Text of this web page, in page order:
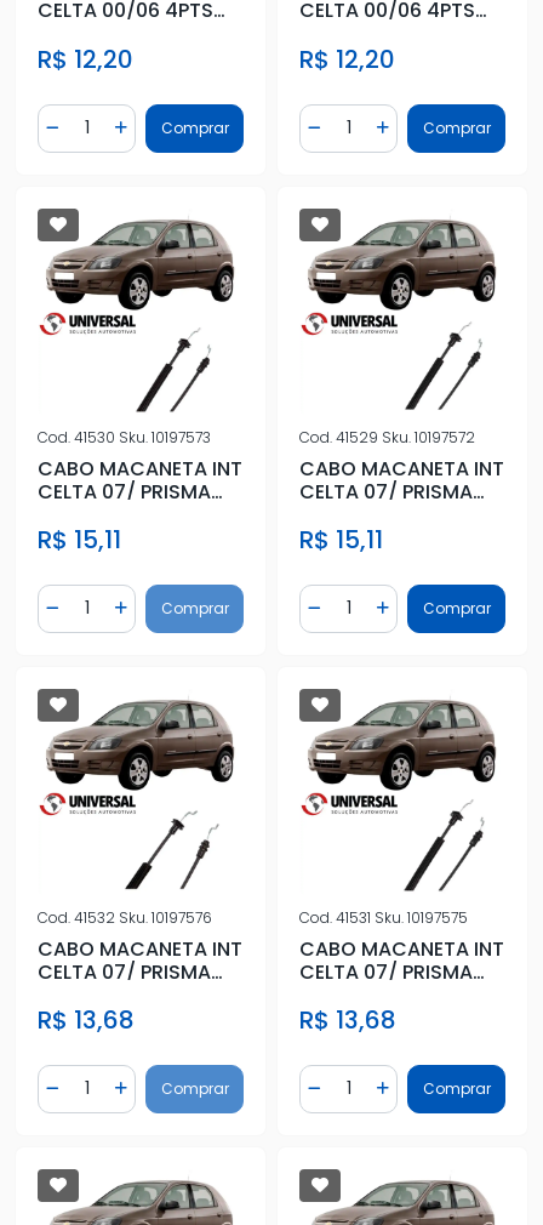
CELTA 00/06 4PTS
R$ 12,20
Diminuir Quantidade
Quantidade
Adicionar Quantidade
Comprar
CELTA 00/06 4PTS
R$ 12,20
Diminuir Quantidade
Quantidade
AdicionarComprar
Cod.41530 Sku.10197573
CABO MACANETA INT
CELTA 07/ PRISMA
R$ 15,11
Diminuir Quantidade
Quantidade
Adicionar Quantidade
Comprar
Cod.41529 Sku.10197572
CABO MACANETA INT
CELTA 07/ PRISMA
ESQ
R$ 15,11
Diminuir Quantidade
Quantidade
AdicionarComprar
Cod.41532 Sku.10197576
CABO MACANETA INT
CELTA 07/ PRISMA
R$ 13,68
Diminuir Quantidade
Quantidade
Adicionar Quantidade
Comprar
Cod.41531 Sku.10197575
CABO MACANETA INT
CELTA 07/ PRISMA
R$ 13,68
Diminuir Quantidade
Quantidade
AdicionarComprar